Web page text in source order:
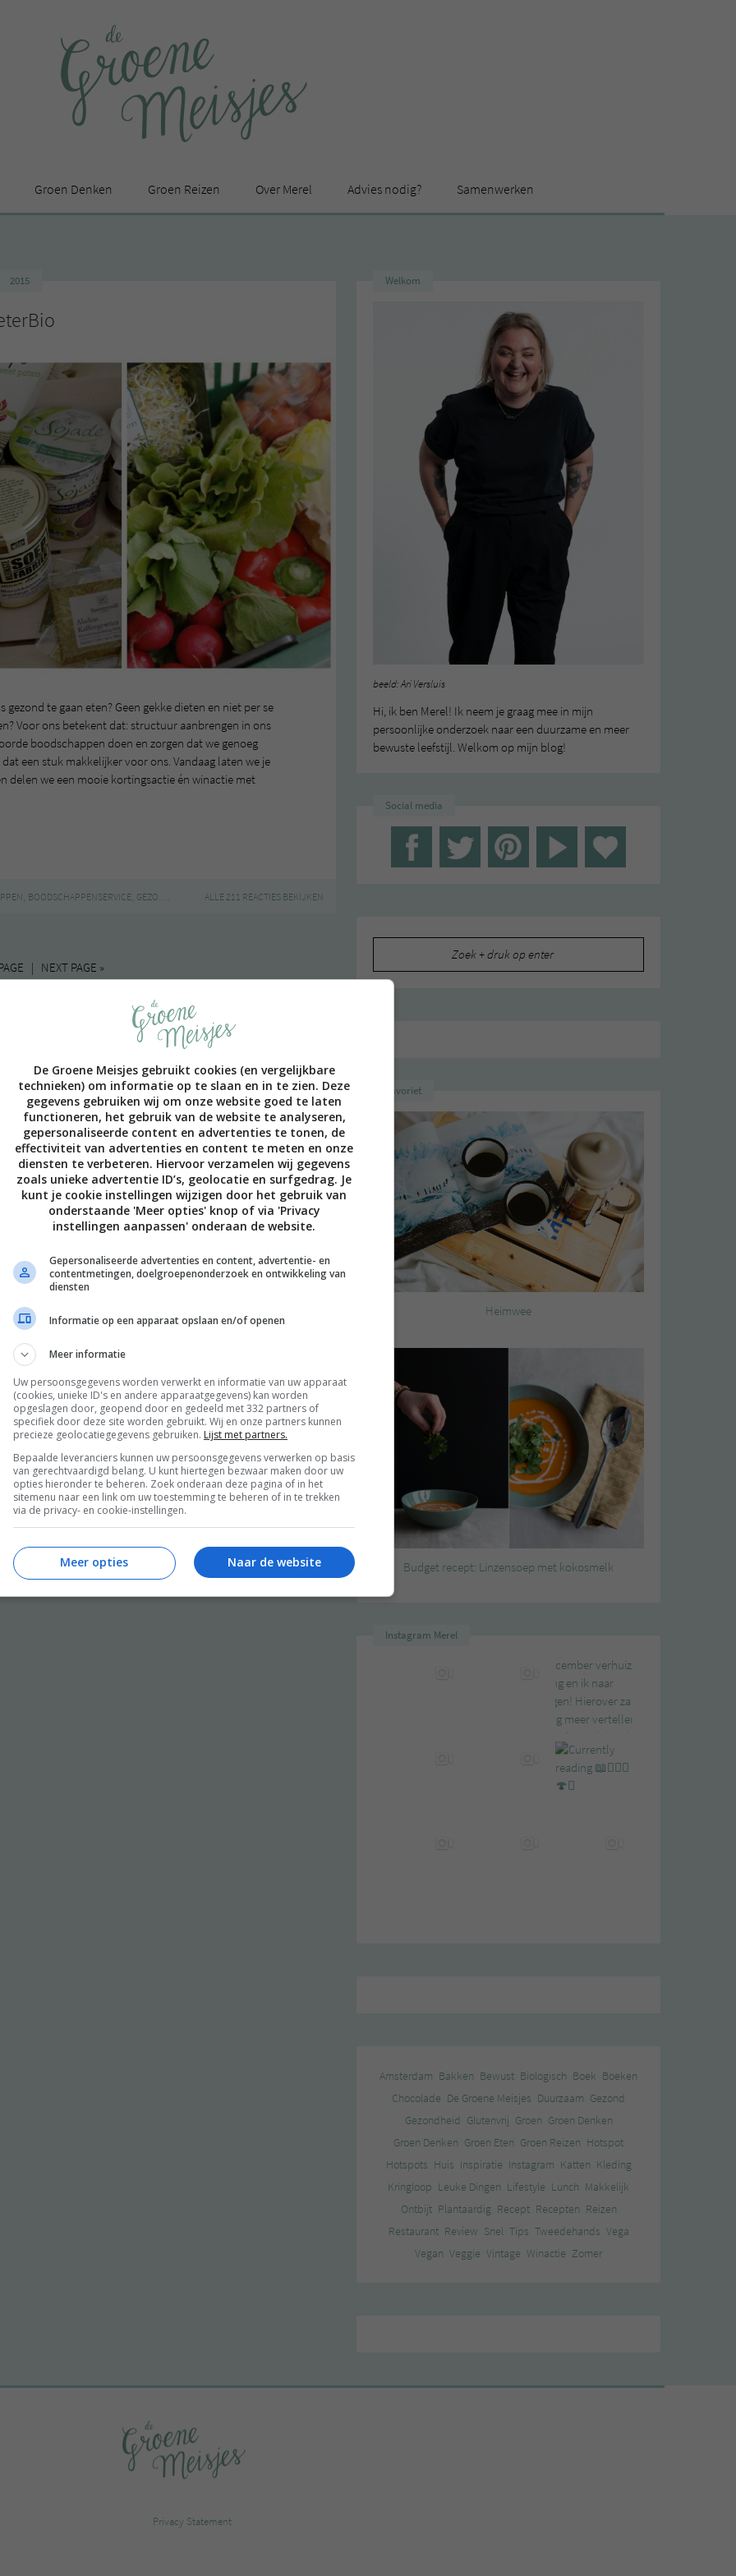
Groen Denken Groen Reizen Over Merel Advies nodig? Samenwerken
2015
te gaan eten? Geen gekke dieten en niet per se
Voor ons betekent dat: structuur aanbrengen in ons
boodschappen doen en zorgen dat we genoeg
een stuk makkelijker voor ons. Vandaag laten we je
delen we een mooie kortingsactie én winactie met
, BOODSCHAPPENSERVICE, GEZOND MAKKELIJK,RECEPTEN,VEGAN,VEGGIE
ALLE 211 REACTIES BEKIJKEN
| NEXT PAGE »
Welkom
beeld: Ari Versluis
Hi, ik ben Merel! Ik neem je graag mee in mijn
persoonlijke onderzoek naar een duurzame en meer
bewuste leefstijl. Welkom op mijn blog!
Social media
Favoriet
Heimwee
Budget recept: Linzensoep met kokosmelk
Instagram Merel
Amsterdam Bakken Bewust Biologisch Boek Boeken
Chocolade De Groene Meisjes Duurzaam Gezond
Gezondheid Glutenvrij Groen Groen Denken
Groen Denken Groen Eten Groen Reizen Hotspot
Hotspots Huis Inspiratie Instagram Katten Kleding
Kringloop Leuke Dingen Lifestyle Lunch Makkelijk
Ontbijt Plantaardig Recept Recepten Reizen
Restaurant Review Snel Tips Tweedehands Vega
Vegan Veggie Vintage Winactie Zomer
Privacy Statement
De Groene Meisjes gebruikt cookies (en vergelijkbare
technieken) om informatie op te slaan en in te zien. Deze
gegevens gebruiken wij om onze website goed te laten
functioneren, het gebruik van de website te analyseren,
gepersonaliseerde content en advertenties te tonen, de
effectiviteit van advertenties en content te meten en onze
diensten te verbeteren. Hiervoor verzamelen wij gegevens
zoals unieke advertentie ID’s, geolocatie en surfgedrag. Je
kunt je cookie instellingen wijzigen door het gebruik van
onderstaande 'Meer opties' knop of via 'Privacy
instellingen aanpassen' onderaan de website.
Gepersonaliseerde advertenties en content, advertentie- en
contentmetingen, doelgroepenonderzoek en ontwikkeling van
diensten
Informatie op een apparaat opslaan en/of openen
Meer informatie
Uw persoonsgegevens worden verwerkt en informatie van uw apparaat
(cookies, unieke ID's en andere apparaatgegevens) kan worden
opgeslagen door, geopend door en gedeeld met 332 partners of
specifiek door deze site worden gebruikt. Wij en onze partners kunnen
precieze geolocatiegegevens gebruiken. Lijst met partners.
Bepaalde leveranciers kunnen uw persoonsgegevens verwerken op basis
van gerechtvaardigd belang. U kunt hiertegen bezwaar maken door uw
opties hieronder te beheren. Zoek onderaan deze pagina of in het
sitemenu naar een link om uw toestemming te beheren of in te trekken
via de privacy- en cookie-instellingen.
Naar de website
Meer opties